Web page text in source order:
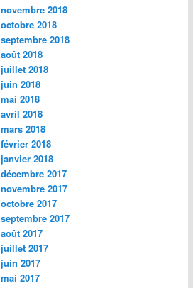
novembre 2018
octobre 2018
septembre 2018
août 2018
juillet 2018
juin 2018
mai 2018
avril 2018
mars 2018
février 2018
janvier 2018
décembre 2017
novembre 2017
octobre 2017
septembre 2017
août 2017
juillet 2017
juin 2017
mai 2017